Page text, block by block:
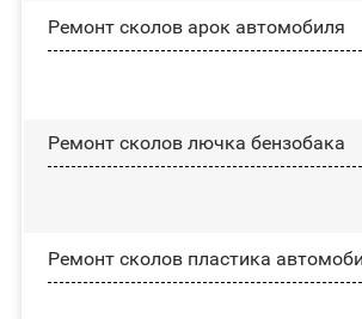
Ремонт сколов арок автомобиля
Ремонт сколов лючка бензобака
Ремонт сколов пластика